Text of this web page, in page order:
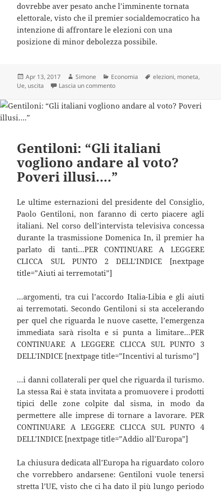
dovrebbe aver pesato anche l’imminente tornata
elettorale, visto che il premier socialdemocratico ha
intenzione di affrontare le elezioni con una
posizione di minor debolezza possibile.
Scritto
il
Apr 13, 2017 Autore
Simone Categorie
Economia Tag
elezioni, moneta,
Ue, uscita Lascia un commentosu Duro colpo per l’Ue: un altro Stato
Gentiloni: “Gli italiani
vogliono andare al voto?
Poveri illusi….”
Le ultime esternazioni del presidente del Consiglio,
Paolo Gentiloni, non faranno di certo piacere agli
italiani. Nel corso dell’intervista televisiva concessa
durante la trasmissione Domenica In, il premier ha
parlato di tanti…PER CONTINUARE A LEGGERE
CLICCA SUL PUNTO 2 DELL’INDICE [nextpage
title=”Aiuti ai terremotati”]
…argomenti, tra cui l’accordo Italia-Libia e gli aiuti
ai terremotati. Secondo Gentiloni si sta accelerando
per quel che riguarda le nuove casette, l’emergenza
immediata sarà risolta e si punta a limitare…PER
CONTINUARE A LEGGERE CLICCA SUL PUNTO 3
DELL’INDICE [nextpage title=”Incentivi al turismo”]
…i danni collaterali per quel che riguarda il turismo.
La stessa Rai è stata invitata a promuovere i prodotti
tipici delle zone colpite dal sisma, in modo da
permettere alle imprese di tornare a lavorare. PER
CONTINUARE A LEGGERE CLICCA SUL PUNTO 4
DELL’INDICE [nextpage title=”Addio all’Europa”]
La chiusura dedicata all’Europa ha riguardato coloro
che vorrebbero andarsene: Gentiloni vuole tenersi
stretta l’UE, visto che ci ha dato il più lungo periodo